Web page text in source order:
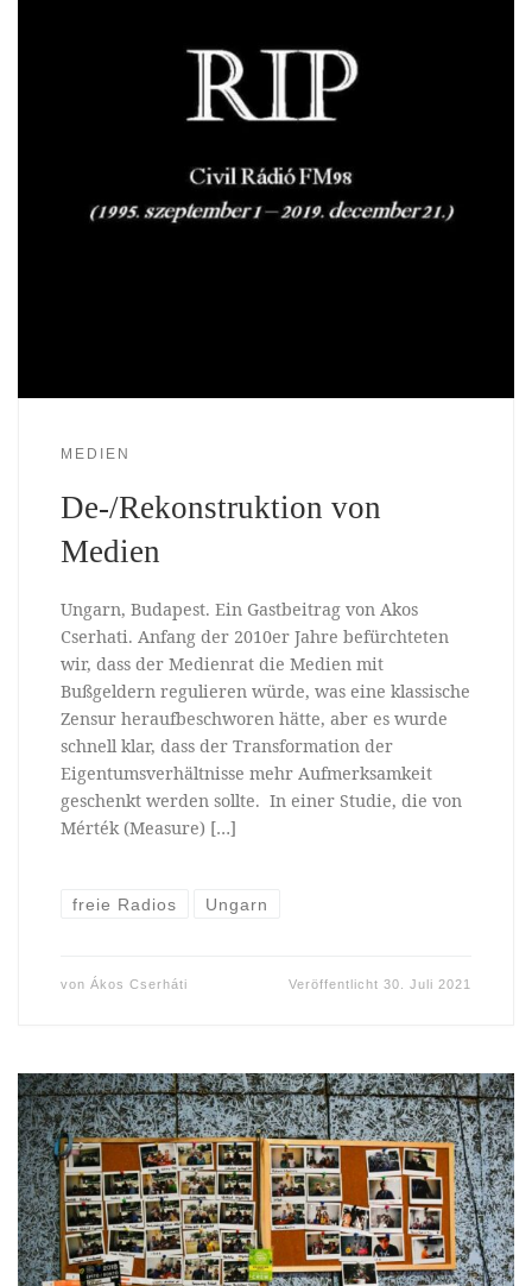
MEDIEN
De-/Rekonstruktion von
Medien
Ungarn, Budapest. Ein Gastbeitrag von Akos
Cserhati. Anfang der 2010er Jahre befürchteten
wir, dass der Medienrat die Medien mit
Bußgeldern regulieren würde, was eine klassische
Zensur heraufbeschworen hätte, aber es wurde
schnell klar, dass der Transformation der
Eigentumsverhältnisse mehr Aufmerksamkeit
geschenkt werden sollte. In einer Studie, die von
Mérték (Measure) […]
freie Radios Ungarn
von Ákos Cserháti Veröffentlicht30. Juli 2021